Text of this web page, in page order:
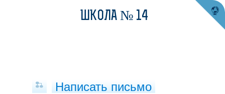
ШКОЛА № 14
Написать письмо